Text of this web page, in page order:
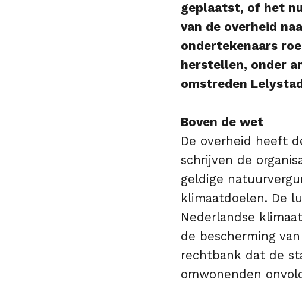
geplaatst, of het
van de overheid
ondertekenaars
herstellen, onder
omstreden
Boven de wet
De overheid heeft
schrijven de
geldige
klimaatdoelen. De
Nederlandse
de bescherming
rechtbank dat de
omwonenden